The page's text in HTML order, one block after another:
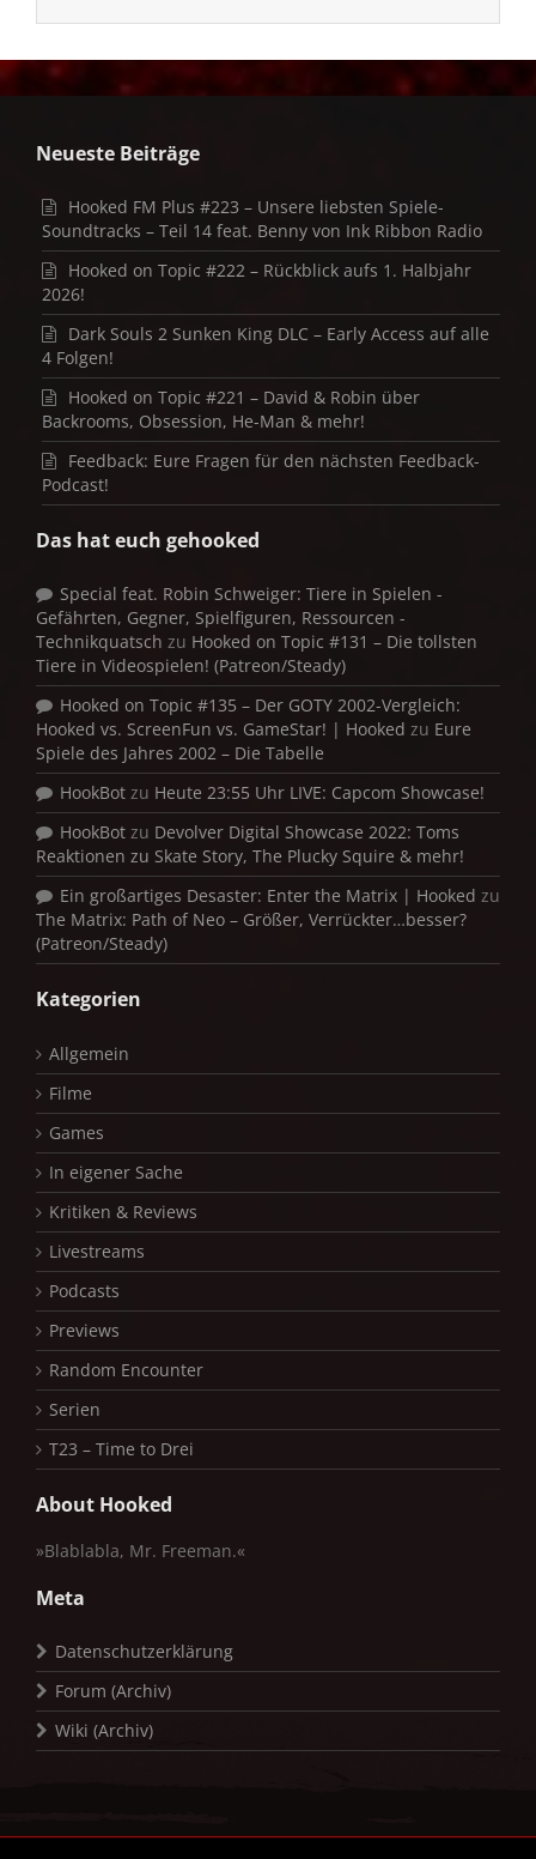
Neueste Beiträge
Hooked FM Plus #223 – Unsere liebsten Spiele-
Soundtracks – Teil 14 feat. Benny von Ink Ribbon Radio
Hooked on Topic #222 – Rückblick aufs 1. Halbjahr
2026!
Dark Souls 2 Sunken King DLC – Early Access auf alle
4 Folgen!
Hooked on Topic #221 – David & Robin über
Backrooms, Obsession, He-Man & mehr!
Feedback: Eure Fragen für den nächsten Feedback-
Podcast!
Das hat euch gehooked
Special feat. Robin Schweiger: Tiere in Spielen -
Gefährten, Gegner, Spielfiguren, Ressourcen -
Technikquatsch zu Hooked on Topic #131 – Die tollsten
Tiere in Videospielen! (Patreon/Steady)
Hooked on Topic #135 – Der GOTY 2002-Vergleich:
Hooked vs. ScreenFun vs. GameStar! | Hooked zu Eure
Spiele des Jahres 2002 – Die Tabelle
HookBot zu Heute 23:55 Uhr LIVE: Capcom Showcase!
HookBot zu Devolver Digital Showcase 2022: Toms
Reaktionen zu Skate Story, The Plucky Squire & mehr!
Ein großartiges Desaster: Enter the Matrix | Hooked zu
The Matrix: Path of Neo – Größer, Verrückter…besser?
(Patreon/Steady)
Kategorien
Allgemein
Filme
Games
In eigener Sache
Kritiken & Reviews
Livestreams
Podcasts
Previews
Random Encounter
Serien
T23 – Time to Drei
About Hooked
»Blablabla, Mr. Freeman.«
Meta
Datenschutzerklärung
Forum (Archiv)
Wiki (Archiv)